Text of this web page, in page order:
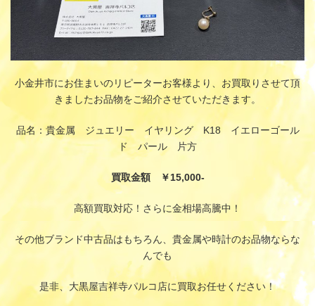
小金井市にお住まいのリピーターお客様より、お買取りさせて頂
きましたお品物をご紹介させていただきます。
品名：貴金属 ジュエリー イヤリング K18 イエローゴール
ド パール 片方
買取金額 ￥15,000-
高額買取対応！さらに金相場高騰中！
その他ブランド中古品はもちろん、貴金属や時計のお品物ならな
んでも
是非、大黒屋吉祥寺パルコ店に買取お任せください！